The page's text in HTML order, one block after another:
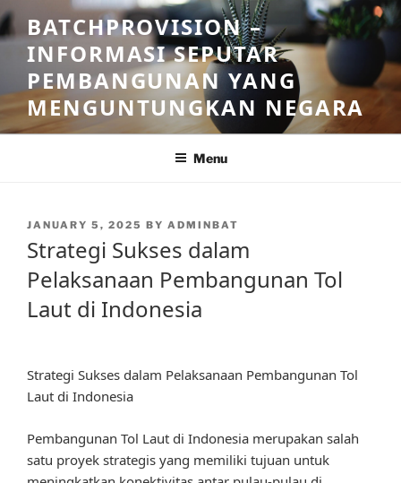
Skip
to
content
BATCHPROVISION –
INFORMASI SEPUTAR
PEMBANGUNAN YANG
MENGUNTUNGKAN NEGARA
Menu
POSTED
JANUARY 5, 2025 BY ADMINBAT
Strategi Sukses dalam
Pelaksanaan Pembangunan Tol
Laut di Indonesia
Strategi Sukses dalam Pelaksanaan Pembangunan Tol
Laut di Indonesia
Pembangunan Tol Laut di Indonesia merupakan salah
satu proyek strategis yang memiliki tujuan untuk